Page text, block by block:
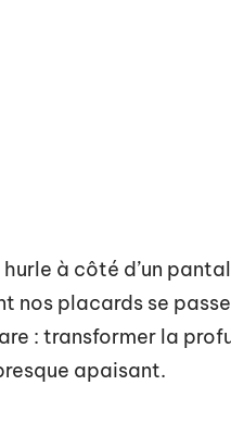
à côté d’un
nos placards se
: transformer la
apaisant.